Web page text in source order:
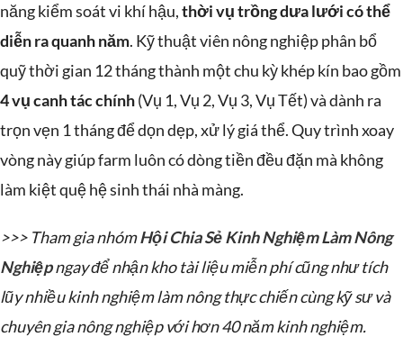
năng kiểm soát vi khí hậu,thời vụ trồng dưa lưới có thể
diễn ra quanh năm. Kỹ thuật viên nông nghiệp phân bổ
quỹ thời gian 12 tháng thành một chu kỳ khép kín bao gồm
4 vụ canh tác chính(Vụ 1, Vụ 2, Vụ 3, Vụ Tết) và dành ra
trọn vẹn 1 tháng để dọn dẹp, xử lý giá thể. Quy trình xoay
vòng này giúp farm luôn có dòng tiền đều đặn mà không
làm kiệt quệ hệ sinh thái nhà màng.
>>> Tham gia nhómHội Chia Sẻ Kinh Nghiệm Làm Nông
Nghiệpngay để nhận kho tài liệu miễn phí cũng như tích
lũy nhiều kinh nghiệm làm nông thực chiến cùng kỹ sư và
chuyên gia nông nghiệp với hơn 40 năm kinh nghiệm.